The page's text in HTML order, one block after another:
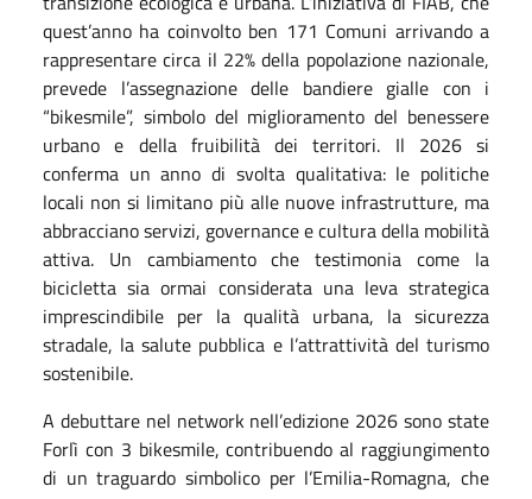
quest’anno ha coinvolto ben 171 Comuni arrivando a
rappresentare circa il 22% della popolazione nazionale,
prevede l’assegnazione delle bandiere gialle con i
“bikesmile”, simbolo del miglioramento del benessere
urbano e della fruibilità dei territori. Il 2026 si
conferma un anno di svolta qualitativa: le politiche
locali non si limitano più alle nuove infrastrutture, ma
abbracciano servizi, governance e cultura della mobilità
attiva. Un cambiamento che testimonia come la
bicicletta sia ormai considerata una leva strategica
imprescindibile per la qualità urbana, la sicurezza
stradale, la salute pubblica e l’attrattività del turismo
sostenibile.
A debuttare nel network nell’edizione 2026 sono state
Forlì con 3 bikesmile, contribuendo al raggiungimento
di un traguardo simbolico per l’Emilia-Romagna, che